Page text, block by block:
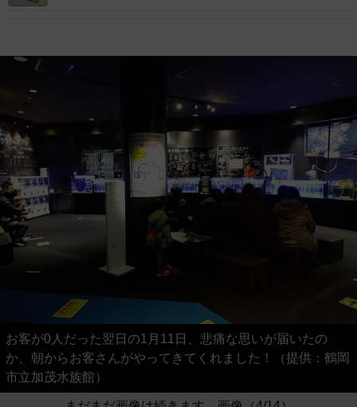
お客が0人だった翌日の1月11日、悲痛な思いが届いたの
か、朝からお客さんがやってきてくれました！（提供：鶴岡
市立加茂水族館）